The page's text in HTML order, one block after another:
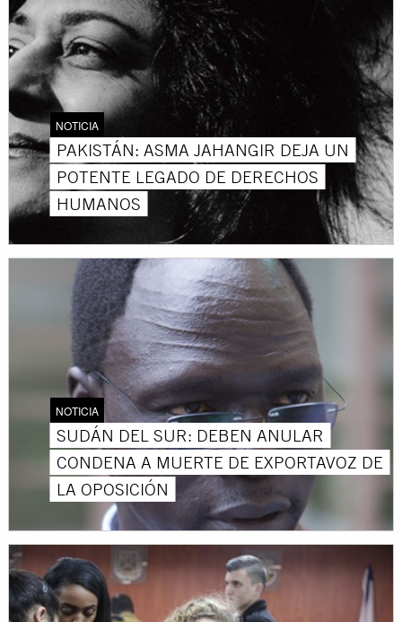
NOTICIA
PAKISTÁN: ASMA JAHANGIR DEJA UN
POTENTE LEGADO DE DERECHOS
HUMANOS
NOTICIA
SUDÁN DEL SUR: DEBEN ANULAR
CONDENA A MUERTE DE EXPORTAVOZ DE
LA OPOSICIÓN